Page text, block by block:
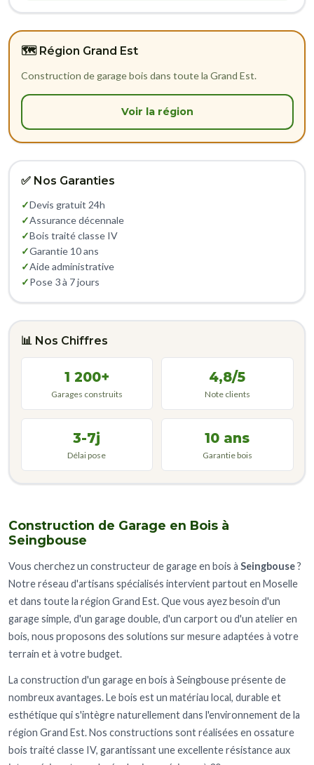
Construction de Garage en Bois à
Seingbouse
Vous cherchez un constructeur de garage en bois à Seingbouse?
Notre réseau d'artisans spécialisés intervient partout en Moselle
et dans toute la région Grand Est. Que vous ayez besoin d'un
garage simple, d'un garage double, d'un carport ou d'un atelier en
bois, nous proposons des solutions sur mesure adaptées à votre
terrain et à votre budget.
La construction d'un garage en bois à Seingbouse présente de
nombreux avantages. Le bois est un matériau local, durable et
esthétique qui s'intègre naturellement dans l'environnement de la
région Grand Est. Nos constructions sont réalisées en ossature
bois traité classe IV, garantissant une excellente résistance aux
🗺️ Région Grand Est
Construction de garage bois dans toute la Grand Est.
Voir la région
✅ Nos Garanties
✓Devis gratuit 24h
✓Assurance décennale
✓Bois traité classe IV
✓Garantie 10 ans
✓Aide administrative
✓Pose 3 à 7 jours
📊 Nos Chiffres
1 200+
Garages construits
4,8/5
Note clients
3-7j
Délai pose
10 ans
Garantie bois